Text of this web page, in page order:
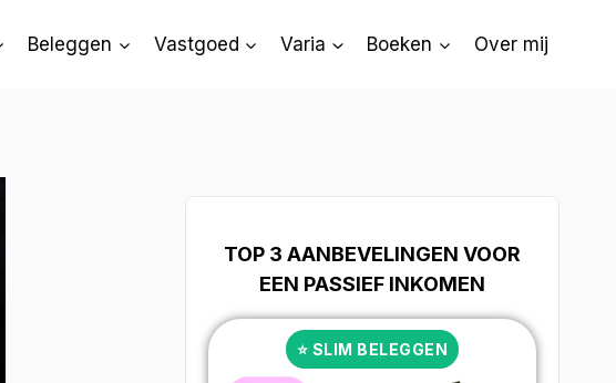
Beleggen Vastgoed Varia Boeken Over mij
TOP 3 AANBEVELINGEN VOOR
EEN PASSIEF INKOMEN
⭐ SLIM BELEGGEN